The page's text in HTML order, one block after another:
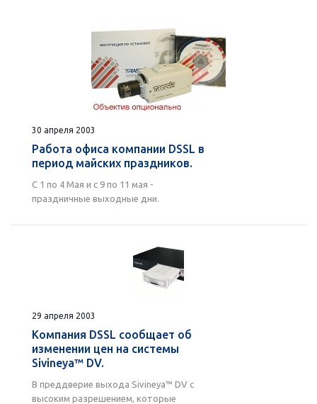
30 апреля 2003
Работа офиса компании DSSL в
период майских праздников.
С 1 по 4 Мая и с 9 по 11 мая -
праздничные выходные дни.
29 апреля 2003
Компания DSSL сообщает об
изменении цен на системы
Sivineya™ DV.
В преддверие выхода Sivineya™ DV с
высоким разрешением, которые